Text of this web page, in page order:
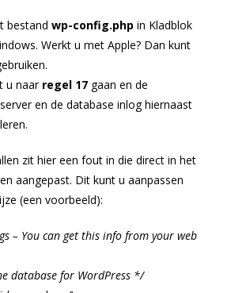
bestand wp-config.php in Kladblok
Werkt u met Apple? Dan kunt
u naar regel 17 gaan en de
en de database inlog hiernaast
zit hier een fout in die direct in het
aangepast. Dit kunt u aanpassen
(een voorbeeld):
– You can get this info from your web
database for WordPress */